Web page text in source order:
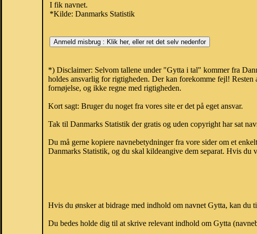
I fik navnet.
*Kilde: Danmarks Statistik
*) Disclaimer: Selvom tallene under "Gytta i tal" kommer fra
holdes ansvarlig for rigtigheden. Der kan forekomme fejl!
fornøjelse, og ikke regne med rigtigheden.
Kort sagt: Bruger du noget fra vores site er det på eget ansvar.
Tak til Danmarks Statistik der gratis og uden copyright har sat
Du må gerne kopiere navnebetydninger fra vore sider om et
Danmarks Statistik, og du skal kildeangive dem separat. Hvis
Hvis du ønsker at bidrage med indhold om navnet Gytta, kan du
Du bedes holde dig til at skrive relevant indhold om Gytta